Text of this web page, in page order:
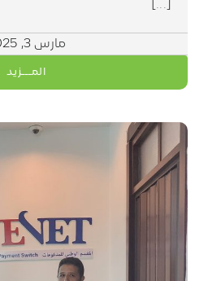
[...]
مارس 3, 2025
المـــزيد